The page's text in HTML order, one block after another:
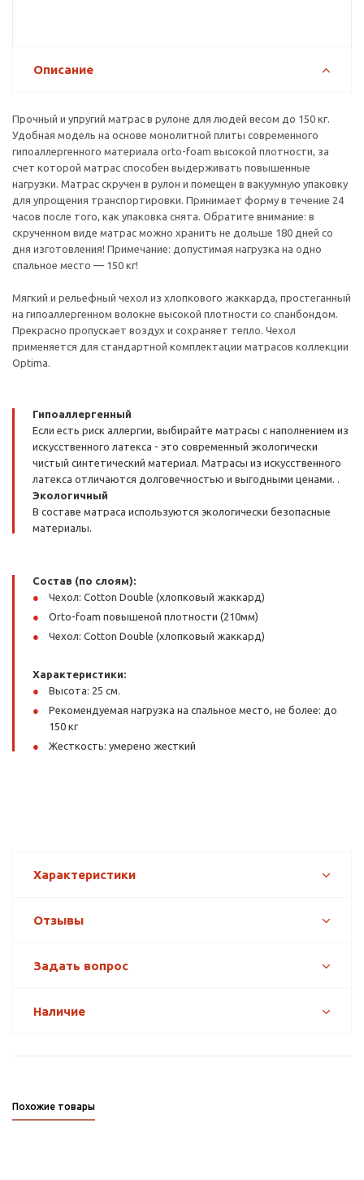
Описание
Прочный и упругий матрас в рулоне для людей весом до 150 кг.
Удобная модель на основе монолитной плиты современного
гипоаллергенного материала orto-foam высокой плотности, за
счет которой матрас способен выдерживать повышенные
нагрузки. Матрас скручен в рулон и помещен в вакуумную упаковку
для упрощения транспортировки. Принимает форму в течение 24
часов после того, как упаковка снята. Обратите внимание: в
скрученном виде матрас можно хранить не дольше 180 дней со
дня изготовления! Примечание: допустимая нагрузка на одно
спальное место — 150 кг!
Мягкий и рельефный чехол из хлопкового жаккарда, простеганный
на гипоаллергенном волокне высокой плотности со спанбондом.
Прекрасно пропускает воздух и сохраняет тепло. Чехол
применяется для стандартной комплектации матрасов коллекции
Optima.
Гипоаллергенный
Если есть риск аллергии, выбирайте матрасы с наполнением из
искусственного латекса - это современный экологически
чистый синтетический материал. Матрасы из искусственного
латекса отличаются долговечностью и выгодными ценами. .
Экологичный
В составе матраса используются экологически безопасные
материалы.
Состав (по слоям):
Чехол: Cotton Double (хлопковый жаккард)
Orto-foam повышеной плотности (210мм)
Чехол: Cotton Double (хлопковый жаккард)
Характеристики:
Высота: 25 см.
Рекомендуемая нагрузка на спальное место, не более: до
150 кг
Жесткость: умерено жесткий
Характеристики
Отзывы
Задать вопрос
Наличие
Похожие товары